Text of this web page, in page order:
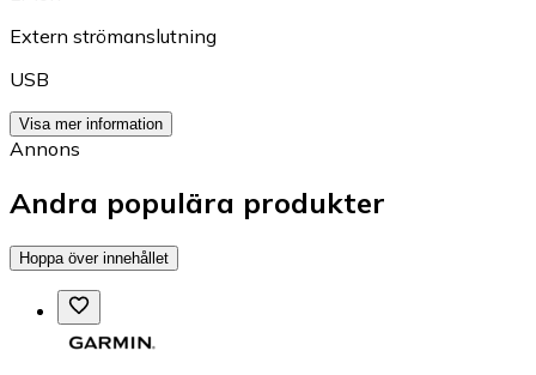
Extern strömanslutning
USB
Visa mer information
Annons
Andra populära produkter
Hoppa över innehållet